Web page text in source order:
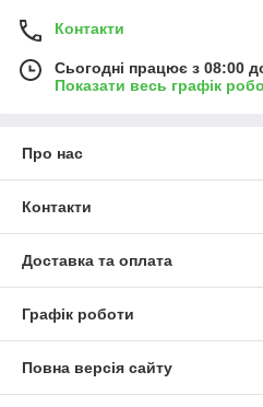
Контакти
Сьогодні працює з 08:00
Показати весь графік
Про нас
Контакти
Доставка та оплата
Графік роботи
Повна версія сайту